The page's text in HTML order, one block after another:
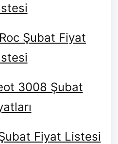
Şubat Fiyat
3008 Şubat
Fiyat Listesi